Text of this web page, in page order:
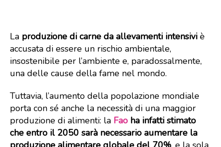
La produzione di carne da allevamenti intensivi è
accusata di essere un rischio ambientale,
insostenibile per l’ambiente e, paradossalmente,
una delle cause della fame nel mondo.
Tuttavia, l’aumento della popolazione mondiale
porta con sé anche la necessità di una maggior
produzione di alimenti: la Fao ha infatti stimato
che entro il 2050 sarà necessario aumentare la